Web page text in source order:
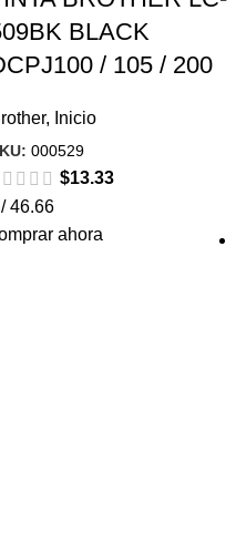
BLACK
/ 105 / 200
, Inicio
000529
$13.33
46.66
ahora